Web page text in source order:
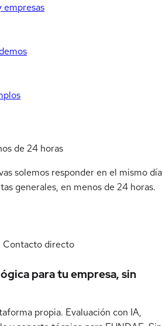
empresas
de 24 horas
solemos responder en el mismo día
generales, en menos de 24 horas.
Contacto directo
para tu empresa, sin
propia. Evaluación con IA,